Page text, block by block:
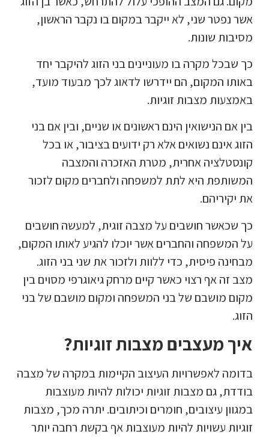
אשר נפטר שני, לא ייקבר במקום בו נקבר הראשון,
מסיבות שונות.
כך שבכל מקרה בו מעוניינים בני הזוג להיקבר יחד
באותו המקום, הם יידרשו לדאוג לכך מבעוד מועד,
באמצעות מצבות זוגיות.
בין אם הנישואין הינם ראשונים או שניים, ובין אם בני
הזוג אינם נשואים אלא רק ידועים בציבור, או בכל
קונסטלציה אחרית, מטרת האזכרה והמצבה
המשותפת היא לתת למשפחה ולחברים מקום לזכור
את יקיריהם.
כך שכאשר חושבים על מצבה זוגית, למעשה חושבים
על המשפחה והחברים אשר יוכלו להגיע לאותו המקום,
מבחינה פיסית, כדי ללוות ולזכור את שני בני הזוג.
מצב זה אף רצוי כאשר קיים מרחק גיאוגרפי מסוים בין
מקום מושבם של בני המשפחה ומקום מושבם של בני
הזוג.
איך מעצבים מצבות זוגיות?
בדומה לאפשרויות העיצוב הקיימות במקרה של מצבה
בודדת, גם מצבות זוגיות יכולות להיות מעוצבות
במגוון עיצובים, חומרים וכיתובים. יתרה מכך, מצבות
זוגיות עשויות להיות מעוצבות אף בקשת רחבה יותר